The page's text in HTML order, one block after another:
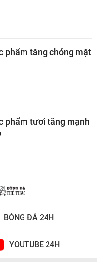
phẩm tăng chóng mặt
phẩm tươi tăng mạnh
BÓNG ĐÁ 24H
YOUTUBE 24H